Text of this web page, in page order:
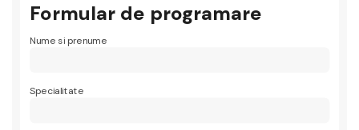
Formular de programare
Nume si prenume
Specialitate